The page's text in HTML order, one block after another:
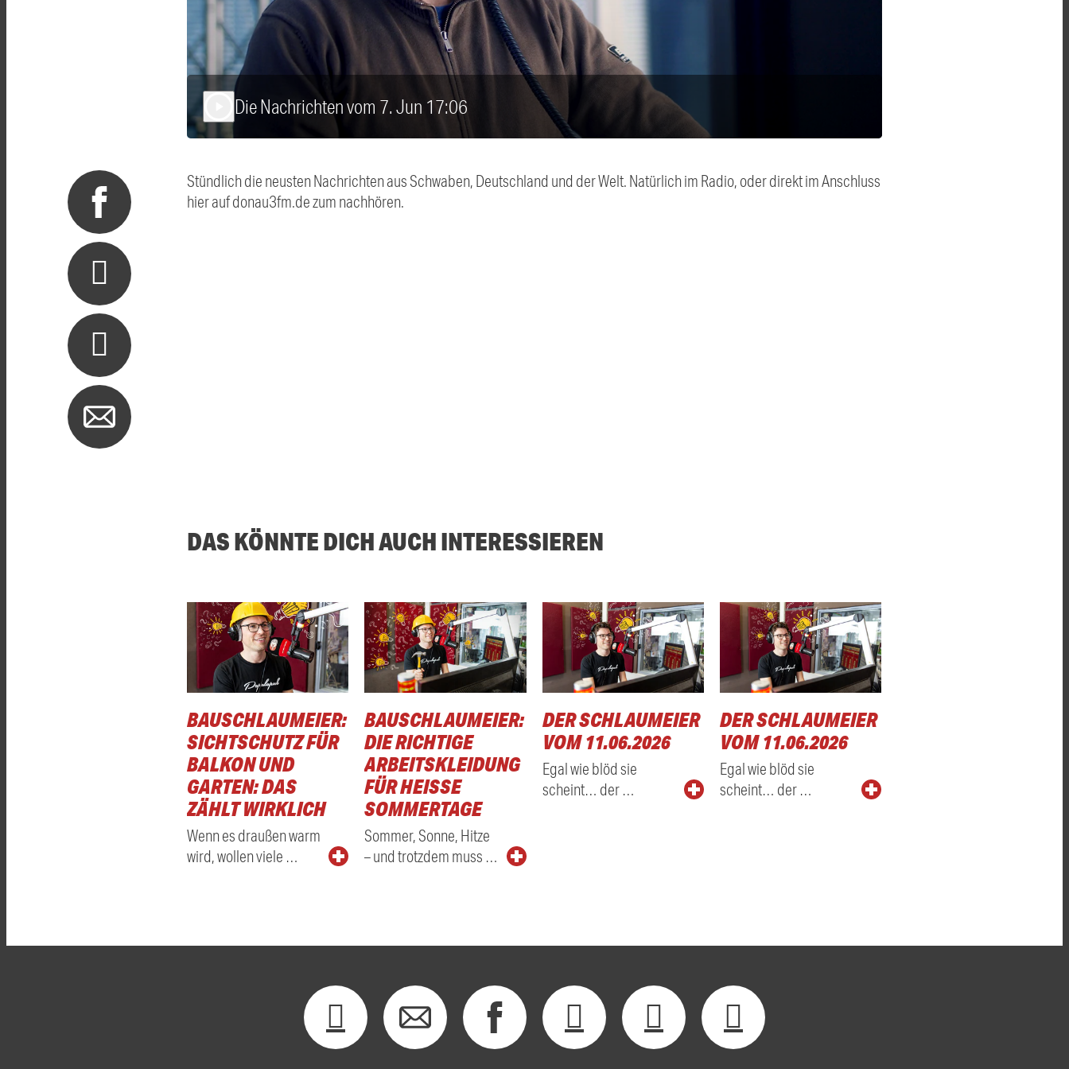
Die Nachrichten vom 7. Jun 17:06
Stündlich die neusten Nachrichten aus Schwaben, Deutschland und der Welt. Natürlich im Radio, oder direkt im Anschluss
hier auf donau3fm.de zum nachhören.
DAS KÖNNTE DICH AUCH INTERESSIEREN
BAUSCHLAUMEIER:
SICHTSCHUTZ FÜR
BALKON UND
GARTEN: DAS
ZÄHLT WIRKLICH
Wenn es draußen warm
wird, wollen viele …
BAUSCHLAUMEIER:
DIE RICHTIGE
ARBEITSKLEIDUNG
FÜR HEISSE S
OMMERTAGE
Sommer, Sonne, Hitze
– und trotzdem muss …
DER SCHLAUMEIER
VOM 11.06.2026
Egal wie blöd sie
scheint… der …
DER SCHLAUMEIER
VOM 11.06.2026
Egal wie blöd sie
scheint… der …